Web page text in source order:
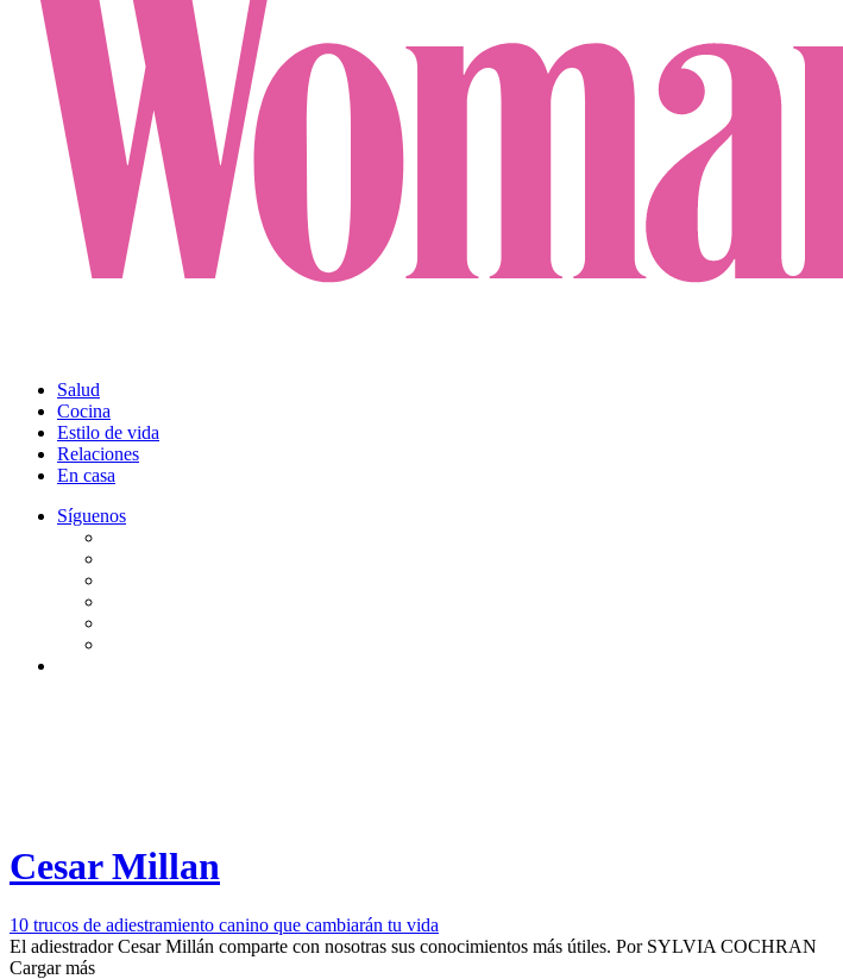
Salud
Cocina
Estilo de vida
Relaciones
En casa
Síguenos
Cesar Millan
10 trucos de adiestramiento canino que cambiarán tu vida
El adiestrador Cesar Millán comparte con nosotras sus conocimientos más útiles​. Por SYLVIA COCHRAN
Cargar más